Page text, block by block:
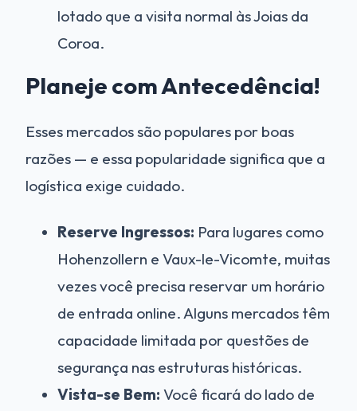
lotado que a visita normal às Joias da
Coroa.
Planeje com Antecedência!
Esses mercados são populares por boas
razões — e essa popularidade significa que a
logística exige cuidado.
Reserve Ingressos: Para lugares como
Hohenzollern e Vaux-le-Vicomte, muitas
vezes você precisa reservar um horário
de entrada online. Alguns mercados têm
capacidade limitada por questões de
segurança nas estruturas históricas.
Vista-se Bem: Você ficará do lado de